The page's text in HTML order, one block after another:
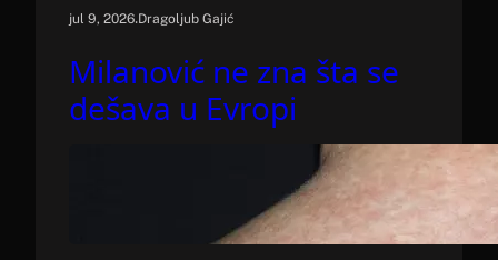
jul 9, 2026.Dragoljub Gajić
Milanović ne zna šta se
dešava u Evropi